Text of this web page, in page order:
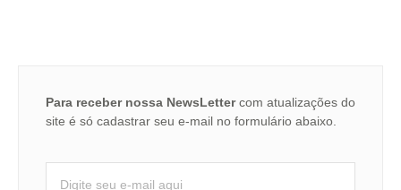
Para receber nossa NewsLettercom atualizações do
site é só cadastrar seu e-mail no formulário abaixo.